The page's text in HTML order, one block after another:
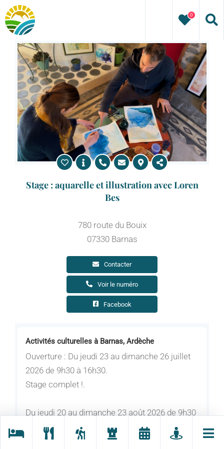
Passer
au
contenu
0
Activités culturelles à Barnas, Ardèche
Ouverture : Du jeudi 23 au dimanche 26 juillet
2026 de 9h30 à 16h30.
Stage complet !.
Du jeudi 20 au dimanche 23 août 2026 de 9h30
à 16h30.
Stage : aquarelle et illustration avec Loren
Bes
780 route du Bouix
07330 Barnas
Contacter
Voir le numéro
Facebook